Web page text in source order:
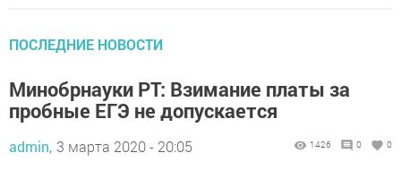
ПОСЛЕДНИЕ НОВОСТИ
Минобрнауки РТ: Взимание платы за
пробные ЕГЭ не допускается
admin, 3 марта 2020 - 20:05 1426 0 0